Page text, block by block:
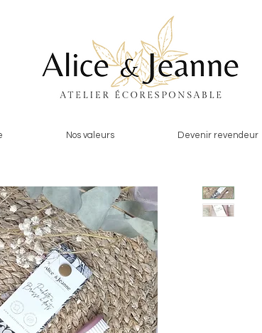
Nos valeurs Devenir revendeur